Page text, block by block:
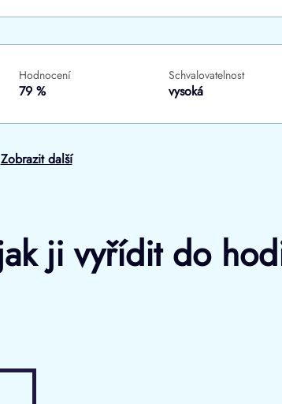
Hodnocení
79 %
Schvalovatelnost
vysoká
Zobrazit další
ji vyřídit do